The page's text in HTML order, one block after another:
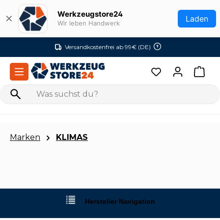
Zum Hauptinhalt springen
✕ Werkzeugstore24
Wir leben Handwerk Laden
Versandkostenfrei ab 99€ (DE)
Marken KLIMAS
Hersteller Navigation